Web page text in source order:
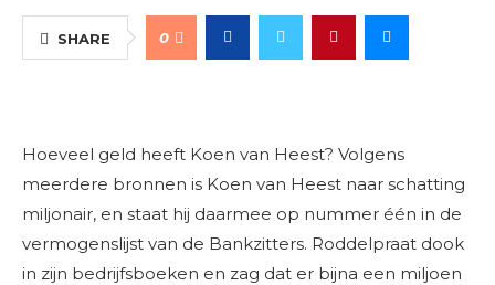
SHARE 0
Hoeveel geld heeft Koen van Heest? Volgens
meerdere bronnen is Koen van Heest naar schatting
miljonair, en staat hij daarmee op nummer één in de
vermogenslijst van de Bankzitters. Roddelpraat dook
in zijn bedrijfsboeken en zag dat er bijna een miljoen